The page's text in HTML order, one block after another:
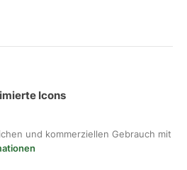
Icons
und kommerziellen Gebrauch mit